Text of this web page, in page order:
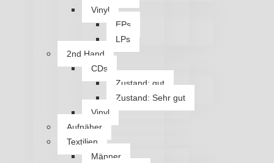
Vinyl
EPs
LPs
2nd Hand
CDs
Zustand: gut
Zustand: Sehr gut
Vinyl
Aufnäher
Textilien
Männer